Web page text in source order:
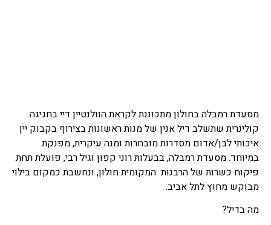
מסעדת רמבלה בחולון מתכוננת לקראת הוולנטיין דיי בחגיגה
קולינרית שתשלב דיל אנין של מנות ראשונות בצירוף בקבוק יין
איכותי לבן/אדום מסדרות מובחרות ומנה עיקרית, מפנקת
במיוחד. מסעדת רמבלה, בבעלות רוני קפון וגיל רבי, פועלת תחת
פיקוח כשרות של הרבנות המקומית חולון, ונחשבת כמקום בילוי
מבוקש מחוץ לתל אביב.
מה בדיל?